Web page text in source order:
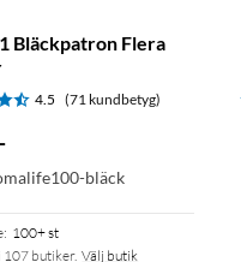
Bläckpatron Flera
4.5 (71 kundbetyg)
-
bläck
: 100+ st
107 butiker. Välj butik